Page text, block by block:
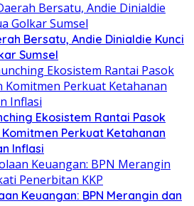
Bersatu, Andie Dinialdie Kunci
Sumsel
Ekosistem Rantai Pasok
Komitmen Perkuat Ketahanan
Inflasi
Keuangan: BPN Merangin dan